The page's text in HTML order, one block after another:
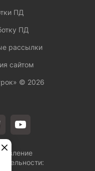
ПД
ПД
рассылки
сайтом
© 2026